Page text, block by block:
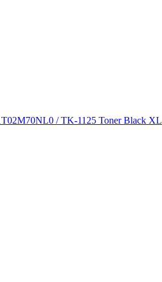
/ TK-1125 Toner Black XL